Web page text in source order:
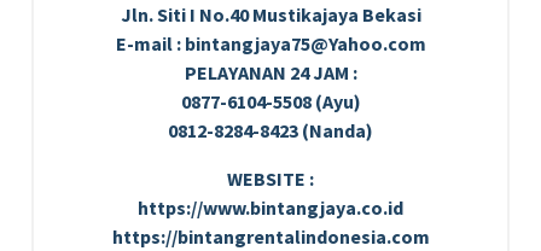
Jln. Siti I No.40 Mustikajaya Bekasi
E-mail : bintangjaya75@Yahoo.com
PELAYANAN 24 JAM :
0877-6104-5508 (Ayu)
0812-8284-8423 (Nanda)
WEBSITE :
https://www.bintangjaya.co.id
https://bintangrentalindonesia.com